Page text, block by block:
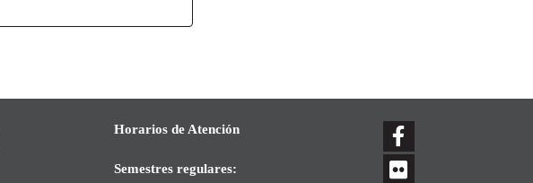
Horarios de Atención
Semestres regulares: